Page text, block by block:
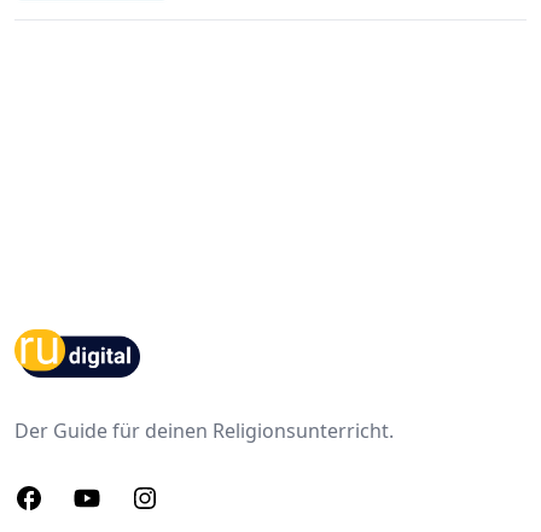
Footer
Der Guide für deinen Religionsunterricht.
FacebookYoutubeInstagram